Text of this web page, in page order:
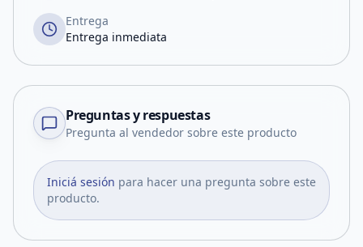
Entrega
Entrega inmediata
Preguntas y respuestas
Pregunta al vendedor sobre este producto
Iniciá sesión para hacer una pregunta sobre este
producto.